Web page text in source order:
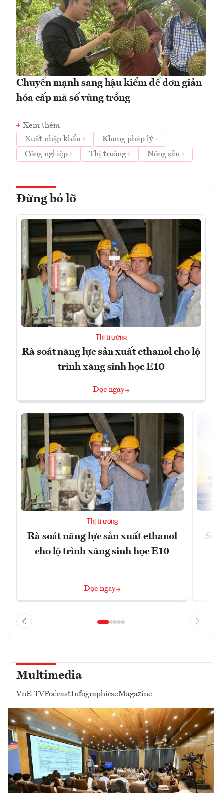
Chuyển mạnh sang hậu kiểm để đơn giản
hóa cấp mã số vùng trồng
Xem thêm
Xuất nhập khẩu
Khung pháp lý
Công nghiệp
Thị trường Nông sản
Đừng bỏ lỡ
Thị trường
Rà soát năng lực sản xuất ethanol cho lộ
trình xăng sinh học E10
Đọc ngay
Thị trường
Rà soát năng lực sản xuất ethanol
cho lộ trình xăng sinh học E10
Đọc ngay
Multimedia
VnE TVPodcastInfographicseMagazine